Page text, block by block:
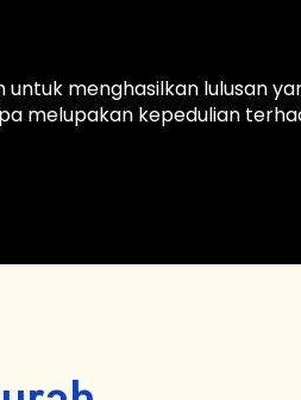
menghasilkan lulusan
melupakan kepedulian